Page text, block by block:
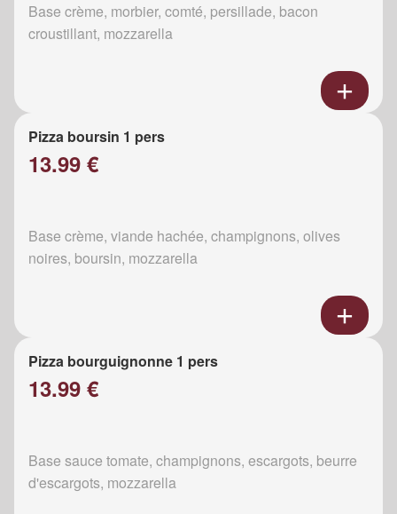
Base crème, morbier, comté, persillade, bacon
croustillant, mozzarella
Pizza boursin 1 pers
13.99 €
Base crème, viande hachée, champignons, olives
noires, boursin, mozzarella
Pizza bourguignonne 1 pers
13.99 €
Base sauce tomate, champignons, escargots, beurre
d'escargots, mozzarella